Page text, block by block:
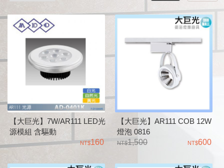
【大巨光】7W/AR111 LED光
源模組 含驅動
160
【大巨光】AR111 COB 12W
燈泡 0816
1,500
600